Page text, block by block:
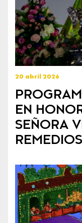
20 abril 2026
EN
SEÑORA
REMEDIOS